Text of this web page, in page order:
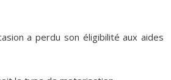
a perdu son éligibilité aux aides